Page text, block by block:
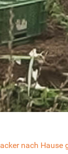
nach Hause